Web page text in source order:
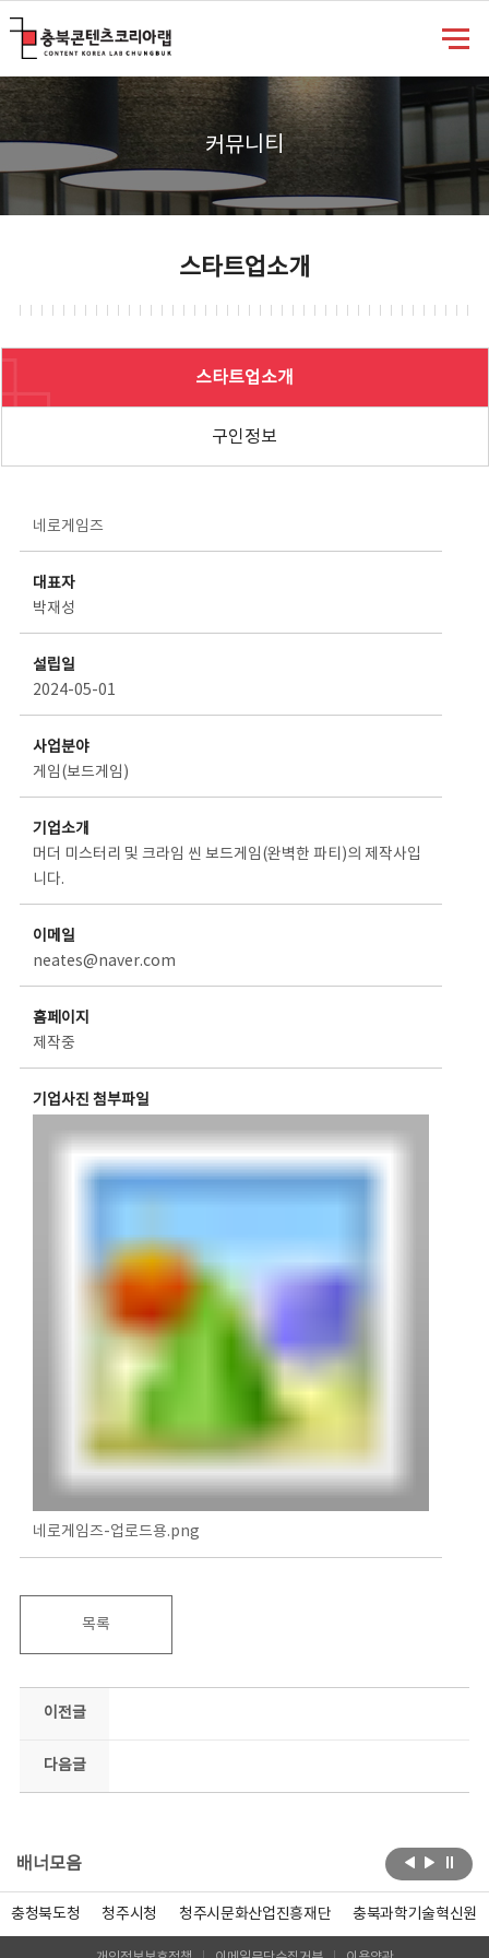
커뮤니티
스타트업소개
스타트업소개
구인정보
네로게임즈
대표자
박재성
설립일
2024-05-01
사업분야
게임(보드게임)
기업소개
머더 미스터리 및 크라임 씬 보드게임(완벽한 파티)의 제작사입
니다.
이메일
neates@naver.com
홈페이지
제작중
기업사진 첨부파일
네로게임즈-업로드용.png
목록
이전글
다음글
배너모음
충청북도청 청주시청 청주시문화산업진흥재단 충북과학기술혁신원